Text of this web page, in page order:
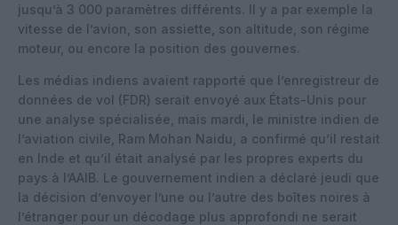
jusqu’à 3 000 paramètres différents. Il y a par exemple la
vitesse de l’avion, son assiette, son altitude, son régime
moteur, ou encore la position des gouvernes.
Les médias indiens avaient rapporté que l’enregistreur de
données de vol (FDR) serait envoyé aux États-Unis pour
une analyse spécialisée, mais mardi, le ministre indien de
l’aviation civile, Ram Mohan Naidu, a confirmé qu’il restait
en Inde et qu’il était analysé par les propres experts du
pays à l’AAIB. Le gouvernement indien a déclaré jeudi que
la décision d’envoyer l’une ou l’autre des boîtes noires à
l’étranger pour un décodage plus approfondi ne serait